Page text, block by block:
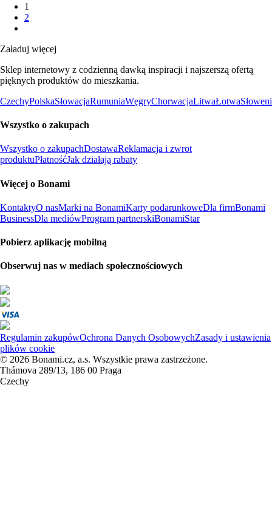
1
2
Załaduj więcej
Sklep internetowy z codzienną dawką inspiracji i najszerszą ofertą
pięknych produktów do mieszkania.
CzechyPolskaSłowacjaRumuniaWęgryChorwacjaLitwaŁotwa
Wszystko o zakupach
Wszystko o zakupachDostawaReklamacja i zwrot
produktuPłatnośćJak działają rabaty
Więcej o Bonami
KontaktyO nasMarki na BonamiKarty podarunkoweDla firmBonami
BusinessDla mediówProgram partnerskiBonamiStar
Pobierz aplikację mobilną
Obserwuj nas w mediach społecznościowych
Regulamin zakupówOchrona Danych OsobowychZasady i ustawienia
plików cookie
© 2026 Bonami.cz, a.s. Wszystkie prawa zastrzeżone.
Thámova 289/13, 186 00 Praga
Czechy